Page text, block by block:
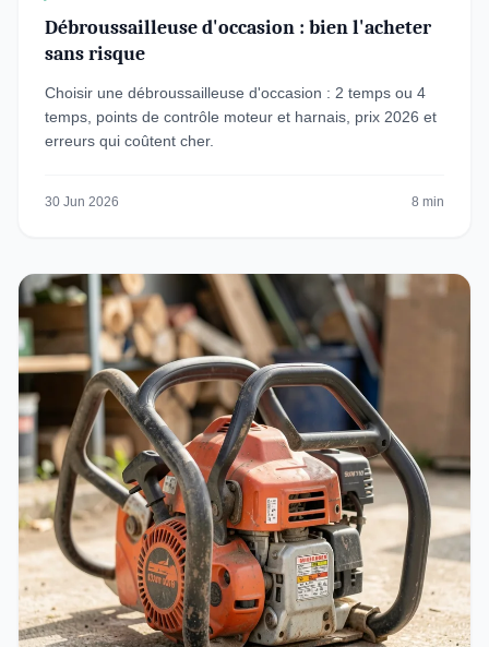
Débroussailleuse d'occasion : bien l'acheter
sans risque
Choisir une débroussailleuse d'occasion : 2 temps ou 4
temps, points de contrôle moteur et harnais, prix 2026 et
erreurs qui coûtent cher.
30 Jun 2026 8 min